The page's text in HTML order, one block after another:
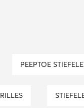
PEEPTOE